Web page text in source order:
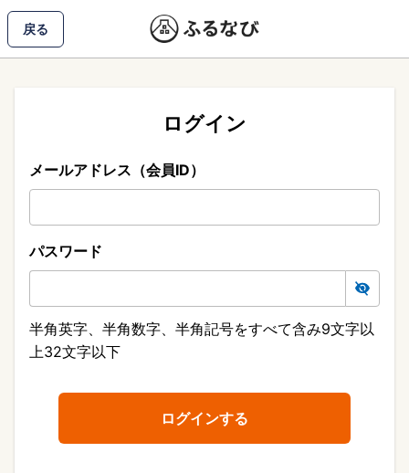
戻る
ログイン
メールアドレス（会員ID）
パスワード
半角英字、半角数字、半角記号をすべて含み9文字以
上32文字以下